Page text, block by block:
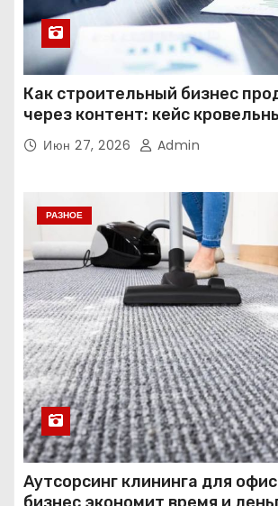
Как строительный бизнес
через контент: кейс
Июн 27, 2026 Admin
РАЗНОЕ
Аутсорсинг клининга для